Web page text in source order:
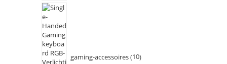
gaming-accessoires 10